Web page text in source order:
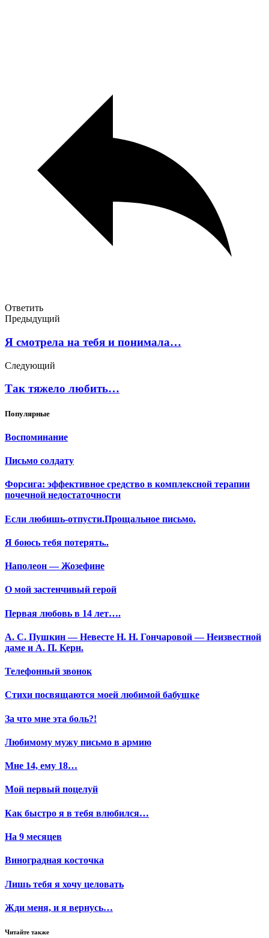
Ответить
Предыдущий
Я смотрела на тебя и понимала…
Следующий
Так тяжело любить…
Популярные
Воспоминание
Письмо солдату
Форсига: эффективное средство в комплексной терапии
почечной недостаточности
Если любишь-отпусти.Прощальное письмо.
Я боюсь тебя потерять..
Наполеон — Жозефине
О мой застенчивый герой
Первая любовь в 14 лет….
А. С. Пушкин — Невесте Н. Н. Гончаровой — Неизвестной
даме и А. П. Керн.
Телефонный звонок
Стихи посвящаются моей любимой бабушке
За что мне эта боль?!
Любимому мужу письмо в армию
Мне 14, ему 18…
Мой первый поцелуй
Как быстро я в тебя влюбился…
На 9 месяцев
Виноградная косточка
Лишь тебя я хочу целовать
Жди меня, и я вернусь…
Читайте также